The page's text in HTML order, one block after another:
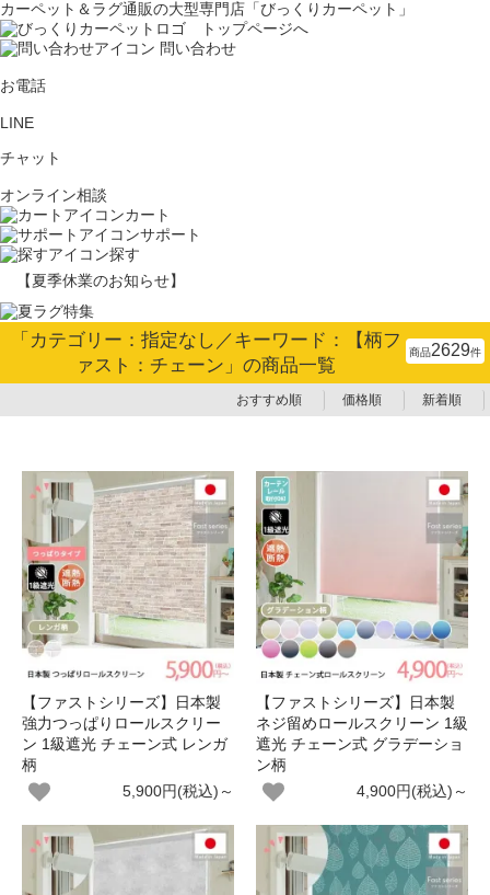
カーペット＆ラグ通販の大型専門店「びっくりカーペット」
問い合わせ
お電話
LINE
チャット
オンライン相談
カート
サポート
探す
【夏季休業のお知らせ】
「カテゴリー：指定なし／キーワード：【柄フ
ァスト：チェーン」の商品一覧
商品2629件
おすすめ順 価格順 新着順
【ファストシリーズ】日本製
強力つっぱりロールスクリー
ン 1級遮光 チェーン式 レンガ
柄
5,900円(税込)～
【ファストシリーズ】日本製
ネジ留めロールスクリーン 1級
遮光 チェーン式 グラデーショ
ン柄
4,900円(税込)～